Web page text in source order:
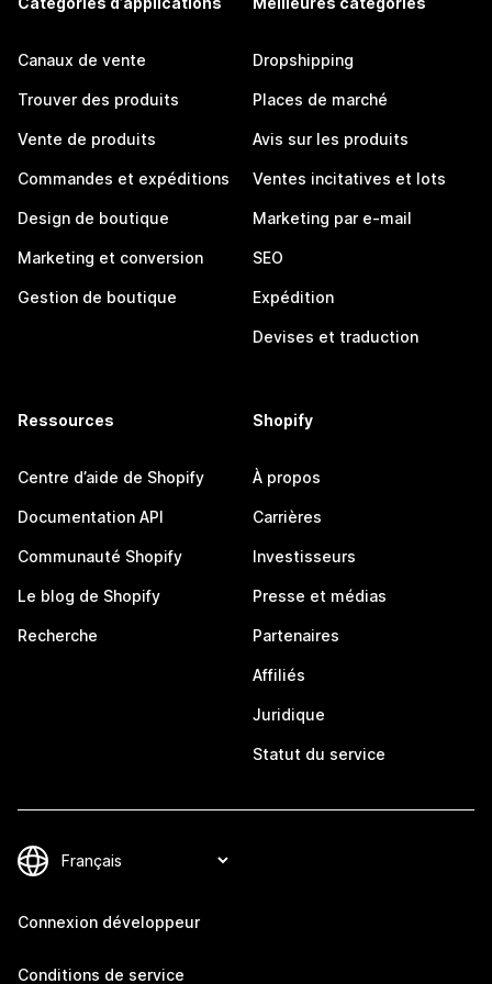
Canaux de vente
Trouver des produits
Vente de produits
Commandes et expéditions
Design de boutique
Marketing et conversion
Gestion de boutique
Dropshipping
Places de marché
Avis sur les produits
Ventes incitatives et lots
Marketing par e-mail
SEO
Expédition
Devises et traduction
Ressources
Centre d’aide de Shopify
Documentation API
Communauté Shopify
Le blog de Shopify
Recherche
Shopify
À propos
Carrières
Investisseurs
Presse et médias
Partenaires
Affiliés
Juridique
Statut du service
Connexion développeur
Conditions de service